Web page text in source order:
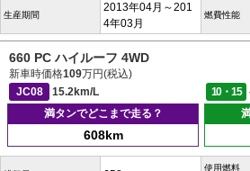
生産期間
2013年04月～201
4年03月
燃費性能
660 PC ハイルーフ 4WD
新車時価格109万円(税込)
JC08
15.2km/L 10・15
満タンでどこまで走る？
608km
使用燃料